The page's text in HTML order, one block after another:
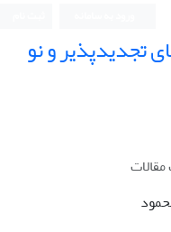
تجدیدپذیر و نو